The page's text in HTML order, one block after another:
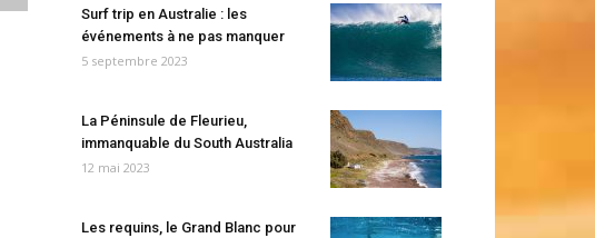
Surf trip en Australie : les
événements à ne pas manquer
5 septembre 2023
La Péninsule de Fleurieu,
immanquable du South Australia
12 mai 2023
Les requins, le Grand Blanc pour